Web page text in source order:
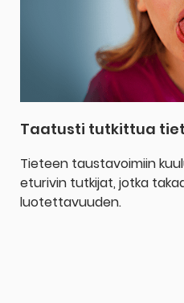
Taatusti tutkittua
Tieteen taustavoimiin
eturivin tutkijat, jotka
luotettavuuden.